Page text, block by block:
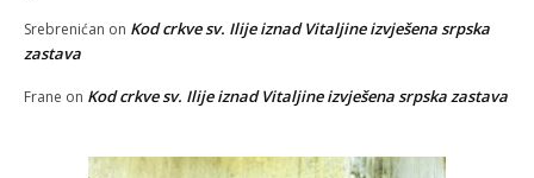
Srebrenićan on Kod crkve sv. Ilije iznad Vitaljine izvješena srpska
zastava
Frane on Kod crkve sv. Ilije iznad Vitaljine izvješena srpska zastava